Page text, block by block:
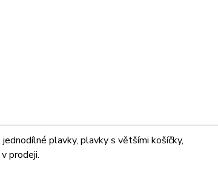
plavky, plavky s většími košíčky,
prodeji.